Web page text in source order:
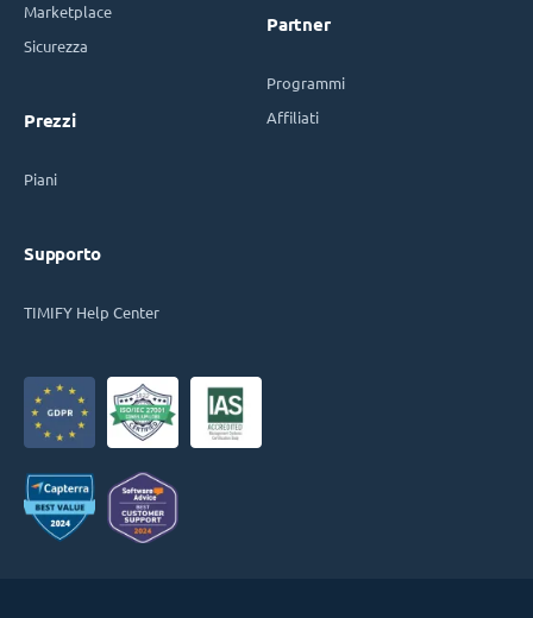
Marketplace
Sicurezza
Prezzi
Piani
Supporto
TIMIFY Help Center
Partner
Programmi
Affiliati